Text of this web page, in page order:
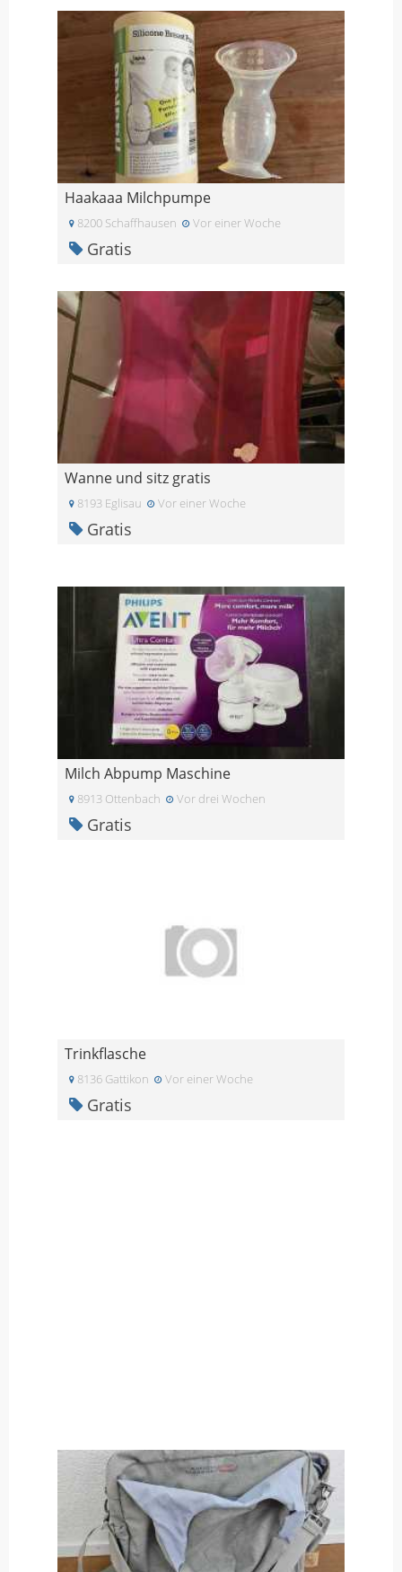
Haakaaa Milchpumpe
8200 Schaffhausen Vor einer Woche
Gratis
Wanne und sitz gratis
8193 Eglisau Vor einer Woche
Gratis
Milch Abpump Maschine
8913 Ottenbach Vor drei Wochen
Gratis
Trinkflasche
8136 Gattikon Vor einer Woche
Gratis